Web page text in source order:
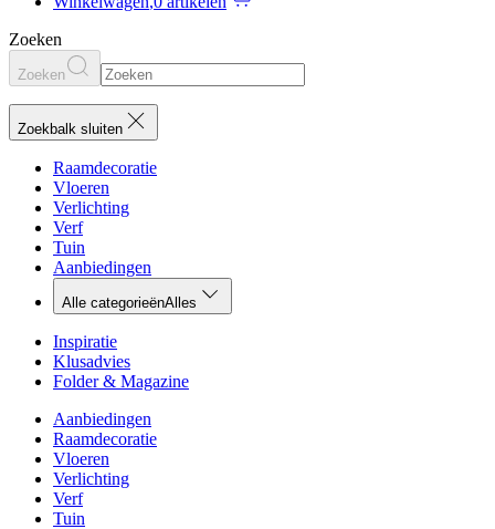
Zoeken
Zoeken
Zoekbalk sluiten
Raamdecoratie
Vloeren
Verlichting
Verf
Tuin
Aanbiedingen
Alle categorieënAlles
Inspiratie
Klusadvies
Folder & Magazine
Aanbiedingen
Raamdecoratie
Vloeren
Verlichting
Verf
Tuin